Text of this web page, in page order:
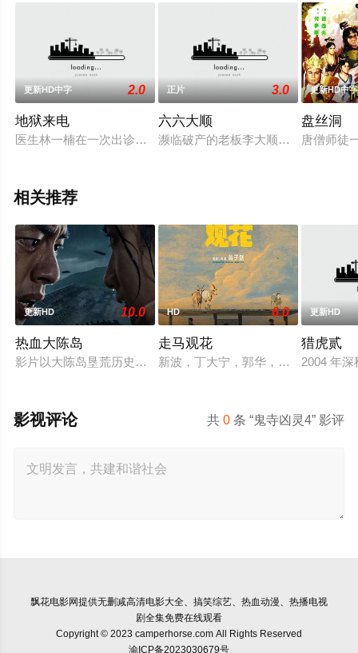
更新HD中字 2.0
地狱来电
医生林一楠在一次出诊看病的时候，接到了一个神秘男人打来
正片 3.0
六六大顺
濒临破产的老板李大顺（李孟武 饰
更新HD中字
盘丝洞
唐僧师徒
相关推荐
更新HD 10.0
热血大陈岛
影片以大陈岛垦荒历史为创作底色，在尊重历史真实性的前提
HD 6.0
走马观花
新波，丁大宁，郭华，程一木他们毕
更新HD
猎虎贰
2004 年
共0 条 “鬼寺凶灵4” 影评
影视评论
飘花电影网提供无删减高清电影大全、搞笑综艺、热血动漫、热播电视
剧全集免费在线观看
Copyright © 2023 camperhorse.com All Rights Reserved
渝ICP备2023030679号